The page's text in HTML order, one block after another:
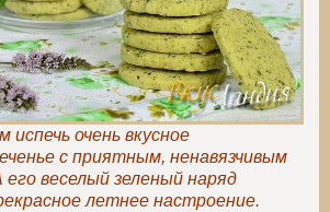
испечь очень вкусное
с приятным, ненавязчивым
веселый зеленый наряд
летнее настроение.